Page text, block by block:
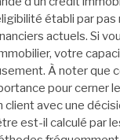
établi par
actuels. Si
votre
À noter que
pour cerner
client avec une
est-il calculé par